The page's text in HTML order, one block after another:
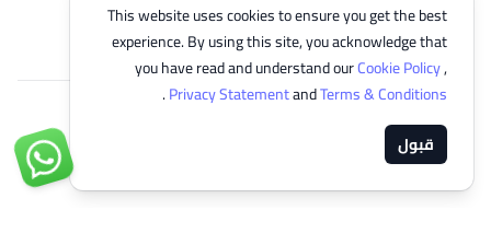
This website uses cookies to ensure you get the best
experience. By using this site, you acknowledge that
you have read and understand ourCookie Policy,
Privacy StatementandTerms & Conditions
.
قبول
تواصل
© 2026 EasyUni Sdn Bhd, company registration number 200801016907
(818200-P). All rights reserved.
Arabic